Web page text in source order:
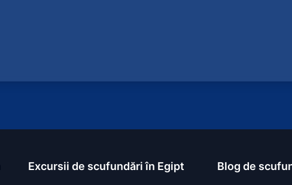
Excursii de scufundări în Egipt Blog de